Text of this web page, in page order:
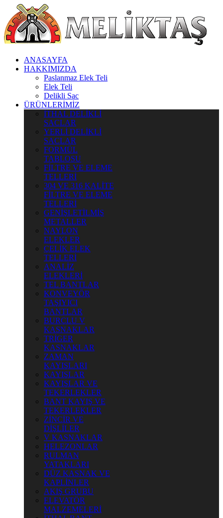
ANASAYFA
HAKKIMIZDA
Paslanmaz Elek Teli
Elek Teli
Delikli Sac
ÜRÜNLERİMİZ
İTHAL DELİKLİ
SACLAR
YERLİ DELİKLİ
SACLAR
FORMÜL
TABLOSU
FİLTRE VE ELEME
TELLERİ
304 VE 316 KALİTE
FİLTRE VE ELEME
TELLERİ
GENİŞLETİLMİŞ
METALLER
NAYLON
ELEKLER
ÇELİK ELEK
TELLERİ
ANALİZ
ELEKLERİ
TEL BANTLAR
KONVEYÖR
TAŞIYICI
BANTLAR
BURÇLU V
KASNAKLAR
TRİGER
KASNAKLAR
ZAMAN
KAYIŞLARI
KAYIŞLAR
KAYIŞLAR VE
TEKERLEKLER
BANT KAYIŞ VE
TEKERLEKLER
ZİNCİR VE
DİŞLİLER
V KASNAKLAR
HELEZONLAR
RULMAN
YATAKLARI
DÜZ KASNAK VE
KAPLİNLER
AKIŞ GRUBU
ELEVATÖR
MALZEMELERİ